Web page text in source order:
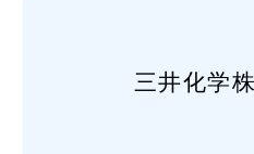
三井化学